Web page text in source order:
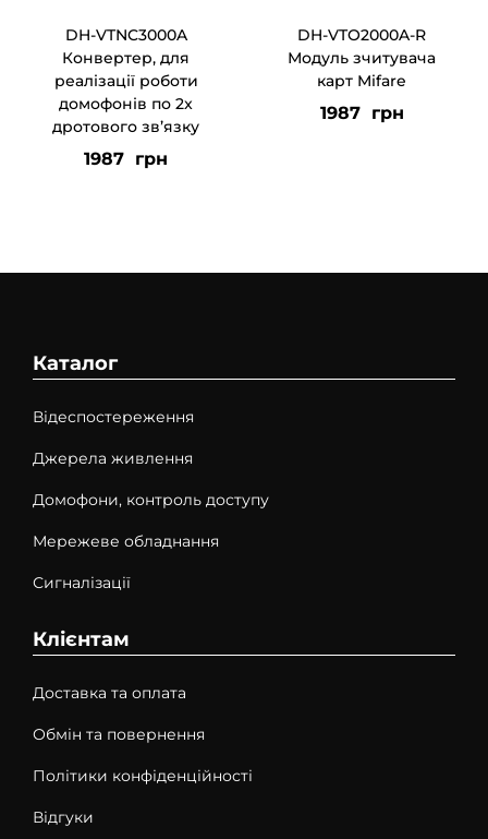
DH-VTNC3000A
Конвертер, для
реалізації роботи
домофонів по 2x
дротового зв’язку
1987 грн
DH-VTO2000A-R
Модуль зчитувача
карт Mifare
1987 грн
Каталог
Відеспостереження
Джерела живлення
Домофони, контроль доступу
Мережеве обладнання
Сигналізації
Клієнтам
Доставка та оплата
Обмін та повернення
Політики конфіденційності
Відгуки